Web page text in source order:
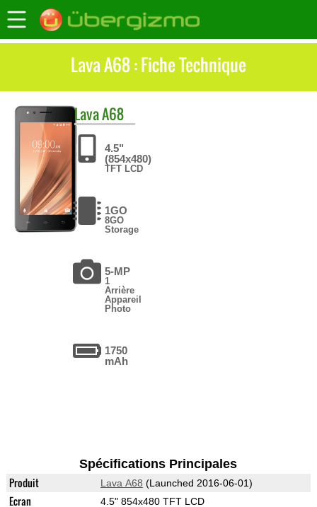
Lava A68 : Fiche Technique
LavaA68
4.5"
(854x480)
TFT LCD
1GO
8GO
Storage
5-MP
1
Arrière
Appareil
Photo
1750
mAh
Spécifications Principales
Produit Lava A68 (Launched 2016-06-01)
Ecran 4.5" 854x480 TFT LCD